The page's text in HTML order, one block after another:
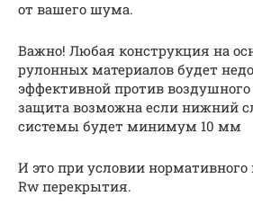
от вашего шума.
Важно! Любая конструкция на
рулонных материалов будет
эффективной против
защита возможна если нижний
системы будет минимум 10 мм
И это при условии
Rw перекрытия.